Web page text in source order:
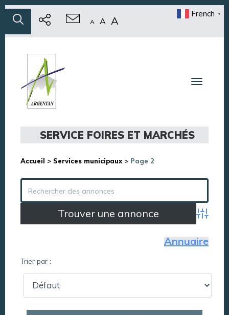
A A A
French ▼
Toggle
SERVICE FOIRES ET MARCHÉS
Accueil > Services municipaux > Page 2
Annuaire
Trier par :